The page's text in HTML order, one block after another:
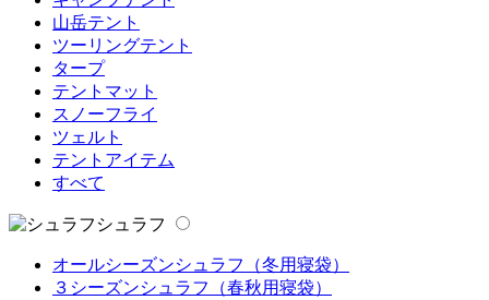
山岳テント
ツーリングテント
タープ
テントマット
スノーフライ
ツェルト
テントアイテム
すべて
シュラフ
オールシーズンシュラフ（冬用寝袋）
３シーズンシュラフ（春秋用寝袋）